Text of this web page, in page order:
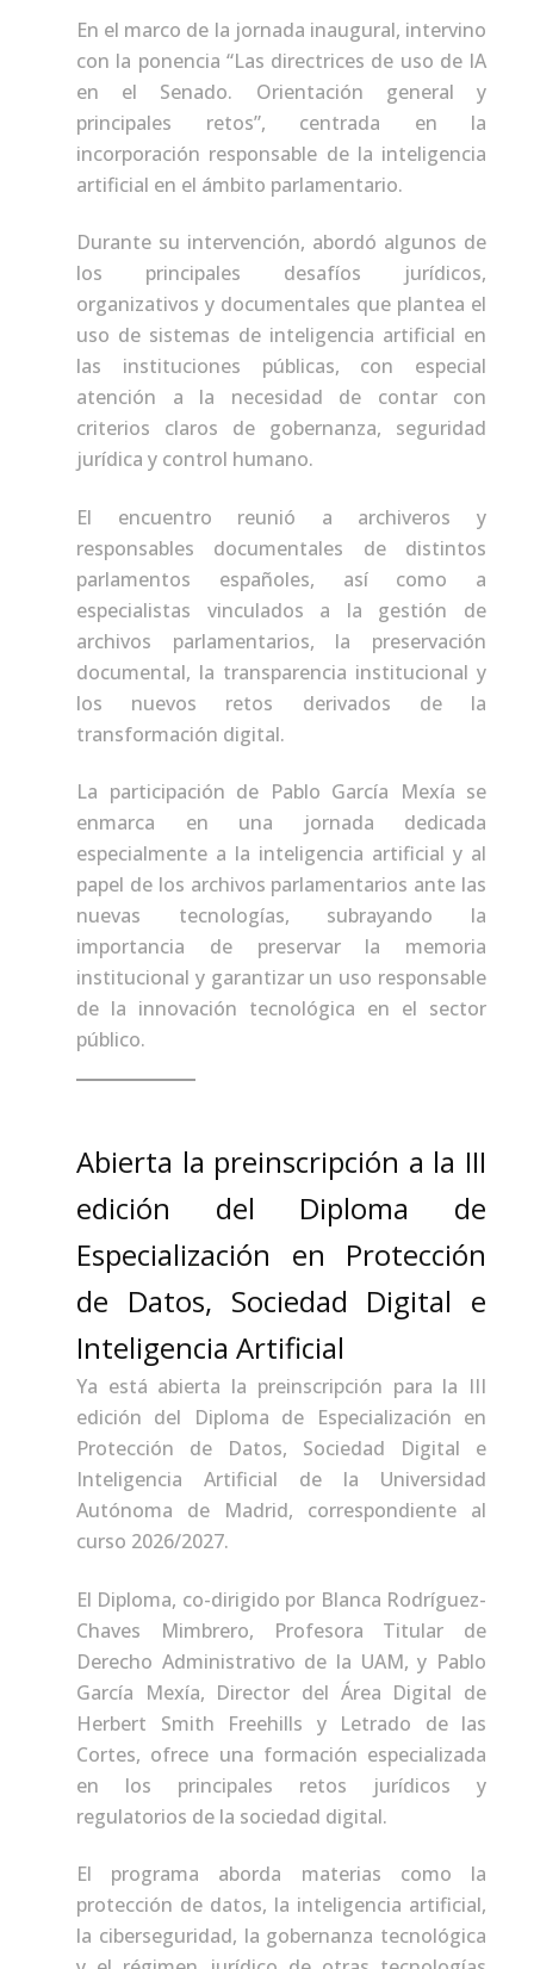
En el marco de la jornada inaugural, intervino
con la ponencia “Las directrices de uso de IA
en el Senado. Orientación general y
principales retos”, centrada en la
incorporación responsable de la inteligencia
artificial en el ámbito parlamentario.
Durante su intervención, abordó algunos de
los principales desafíos jurídicos,
organizativos y documentales que plantea el
uso de sistemas de inteligencia artificial en
las instituciones públicas, con especial
atención a la necesidad de contar con
criterios claros de gobernanza, seguridad
jurídica y control humano.
El encuentro reunió a archiveros y
responsables documentales de distintos
parlamentos españoles, así como a
especialistas vinculados a la gestión de
archivos parlamentarios, la preservación
documental, la transparencia institucional y
los nuevos retos derivados de la
transformación digital.
La participación de Pablo García Mexía se
enmarca en una jornada dedicada
especialmente a la inteligencia artificial y al
papel de los archivos parlamentarios ante las
nuevas tecnologías, subrayando la
importancia de preservar la memoria
institucional y garantizar un uso responsable
de la innovación tecnológica en el sector
público.
Abierta la preinscripción a la III
edición del Diploma de
Especialización en Protección
de Datos, Sociedad Digital e
Inteligencia Artificial
Ya está abierta la preinscripción para la III
edición del Diploma de Especialización en
Protección de Datos, Sociedad Digital e
Inteligencia Artificial de la Universidad
Autónoma de Madrid, correspondiente al
curso 2026/2027.
El Diploma, co-dirigido por Blanca Rodríguez-
Chaves Mimbrero, Profesora Titular de
Derecho Administrativo de la UAM, y Pablo
García Mexía, Director del Área Digital de
Herbert Smith Freehills y Letrado de las
Cortes, ofrece una formación especializada
en los principales retos jurídicos y
regulatorios de la sociedad digital.
El programa aborda materias como la
protección de datos, la inteligencia artificial,
la ciberseguridad, la gobernanza tecnológica